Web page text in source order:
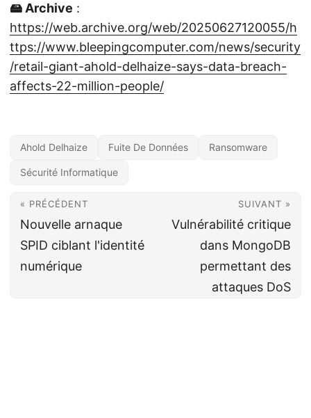
🖴 Archive :
https://web.archive.org/web/20250627120055/h
ttps://www.bleepingcomputer.com/news/security
/retail-giant-ahold-delhaize-says-data-breach-
affects-22-million-people/
Ahold Delhaize Fuite De Données Ransomware
Sécurité Informatique
« PRÉCÉDENT
Nouvelle arnaque
SPID ciblant l'identité
numérique
SUIVANT »
Vulnérabilité critique
dans MongoDB
permettant des
attaques DoS